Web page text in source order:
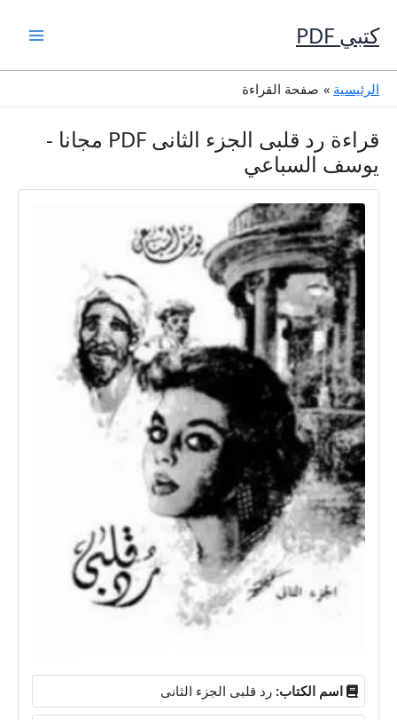
إلى
المحتوى
كتبي PDF
الرئيسية صفحة القراءة
قراءة رد قلبى الجزء الثانى PDF مجانا -
يوسف السباعي
اسم الكتاب: رد قلبى الجزء الثانى